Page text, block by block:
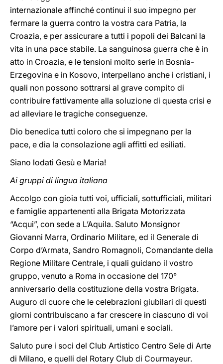
internazionale affinché continui il suo impegno per
fermare la guerra contro la vostra cara Patria, la
Croazia, e per assicurare a tutti i popoli dei Balcani la
vita in una pace stabile. La sanguinosa guerra che è in
atto in Croazia, e le tensioni molto serie in Bosnia-
Erzegovina e in Kosovo, interpellano anche i cristiani, i
quali non possono sottrarsi al grave compito di
contribuire fattivamente alla soluzione di questa crisi e
ad alleviare le tragiche conseguenze.
Dio benedica tutti coloro che si impegnano per la
pace, e dia la consolazione agli affitti ed esiliati.
Siano lodati Gesù e Maria!
Ai gruppi di lingua italiana
Accolgo con gioia tutti voi, ufficiali, sottufficiali, militari
e famiglie appartenenti alla Brigata Motorizzata
“Acqui”, con sede a L’Aquila. Saluto Monsignor
Giovanni Marra, Ordinario Militare, ed il Generale di
Corpo d’Armata, Sandro Romagnoli, Comandante della
Regione Militare Centrale, i quali guidano il vostro
gruppo, venuto a Roma in occasione del 170°
anniversario della costituzione della vostra Brigata.
Auguro di cuore che le celebrazioni giubilari di questi
giorni contribuiscano a far crescere in ciascuno di voi
l’amore per i valori spirituali, umani e sociali.
Saluto pure i soci del Club Artistico Centro Sele di Arte
di Milano, e quelli del Rotary Club di Courmayeur.